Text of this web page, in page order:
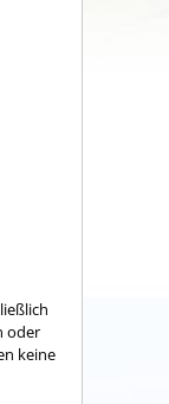
oder
keine